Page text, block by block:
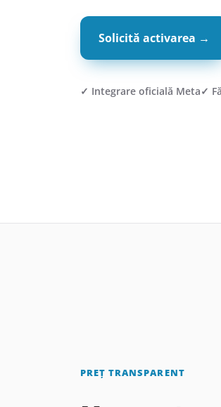
Solicită activarea →
✓ Integrare oficială Meta✓
PREȚ TRANSPARENT